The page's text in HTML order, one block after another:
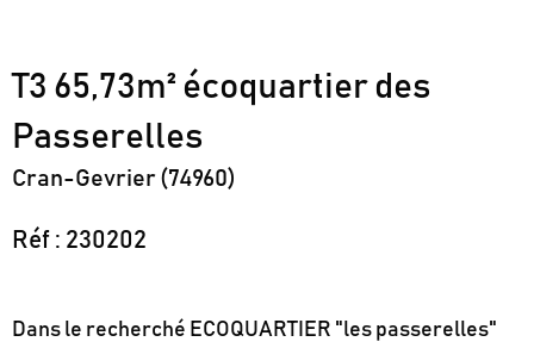
T3 65,73m² écoquartier des
Passerelles
Cran-Gevrier (74960)
Réf : 230202
Dans le recherché ECOQUARTIER "les passerelles"